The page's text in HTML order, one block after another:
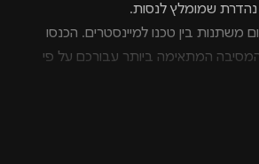
נהדרת שמומלץ לנסות.
משתנות בין טכנו למיינסטרים. הכנסו
המתאימה ביותר עבורכם על פי
לעיל נכתבו על ידי תורמי מידע, ואינם
הציבור של האתר באמצעות כפתור